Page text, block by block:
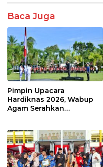
o
o
k
p
p
Baca Juga
Pimpin Upacara
Hardiknas 2026, Wabup
Agam Serahkan